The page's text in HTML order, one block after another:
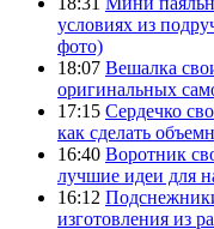
условиях из
фото)
18:07 Вешалка
оригинальных
17:15 Сердечко
как сделать
16:40 Воротник
лучшие идеи для
16:12
изготовления из